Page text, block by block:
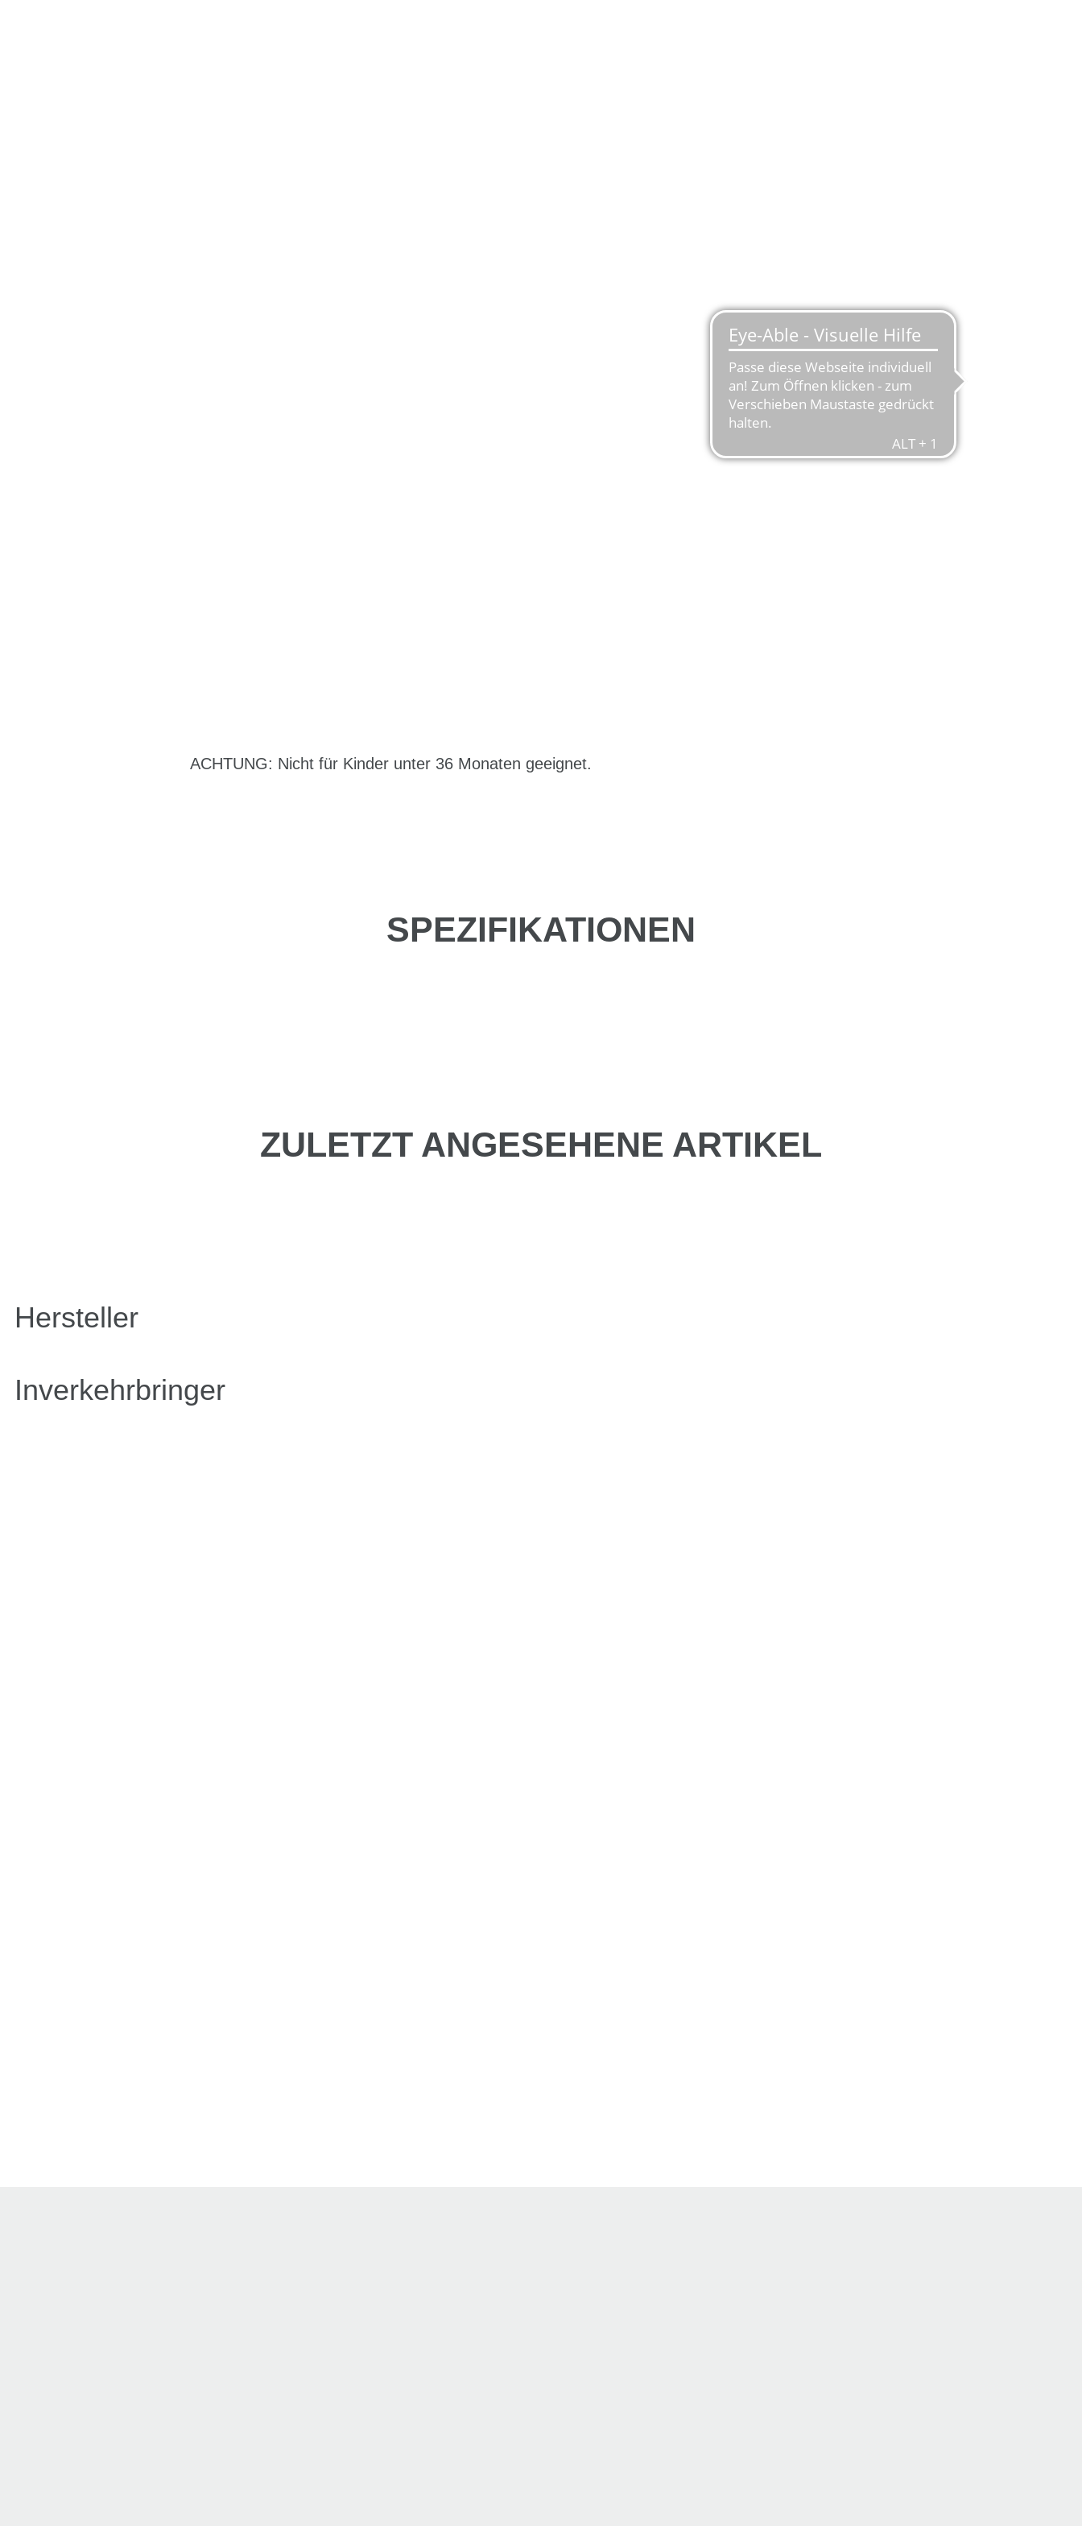
ACHTUNG: Nicht für Kinder unter 36 Monaten geeignet.
SPEZIFIKATIONEN
ZULETZT ANGESEHENE ARTIKEL
Hersteller
Inverkehrbringer